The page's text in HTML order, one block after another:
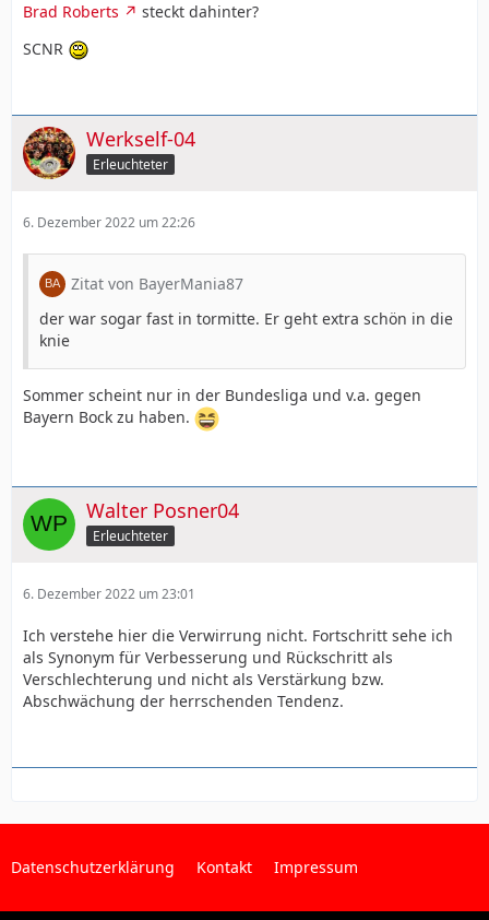
Brad Roberts
steckt dahinter?
SCNR
Werkself-04
Erleuchteter
6. Dezember 2022 um 22:26
Zitat von BayerMania87
der war sogar fast in tormitte. Er geht extra schön in die
knie
Sommer scheint nur in der Bundesliga und v.a. gegen
Bayern Bock zu haben.
Walter Posner04
Erleuchteter
6. Dezember 2022 um 23:01
Ich verstehe hier die Verwirrung nicht. Fortschritt sehe ich
als Synonym für Verbesserung und Rückschritt als
Verschlechterung und nicht als Verstärkung bzw.
Abschwächung der herrschenden Tendenz.
Datenschutzerklärung Kontakt Impressum